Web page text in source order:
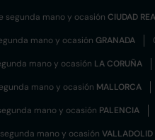
segunda mano y ocasión CIUDAD
mano y ocasión GRANADA
mano y ocasión LA CORUÑA
mano y ocasión MALLORCA
mano y ocasión PALENCIA
mano y ocasión VALLADOLID